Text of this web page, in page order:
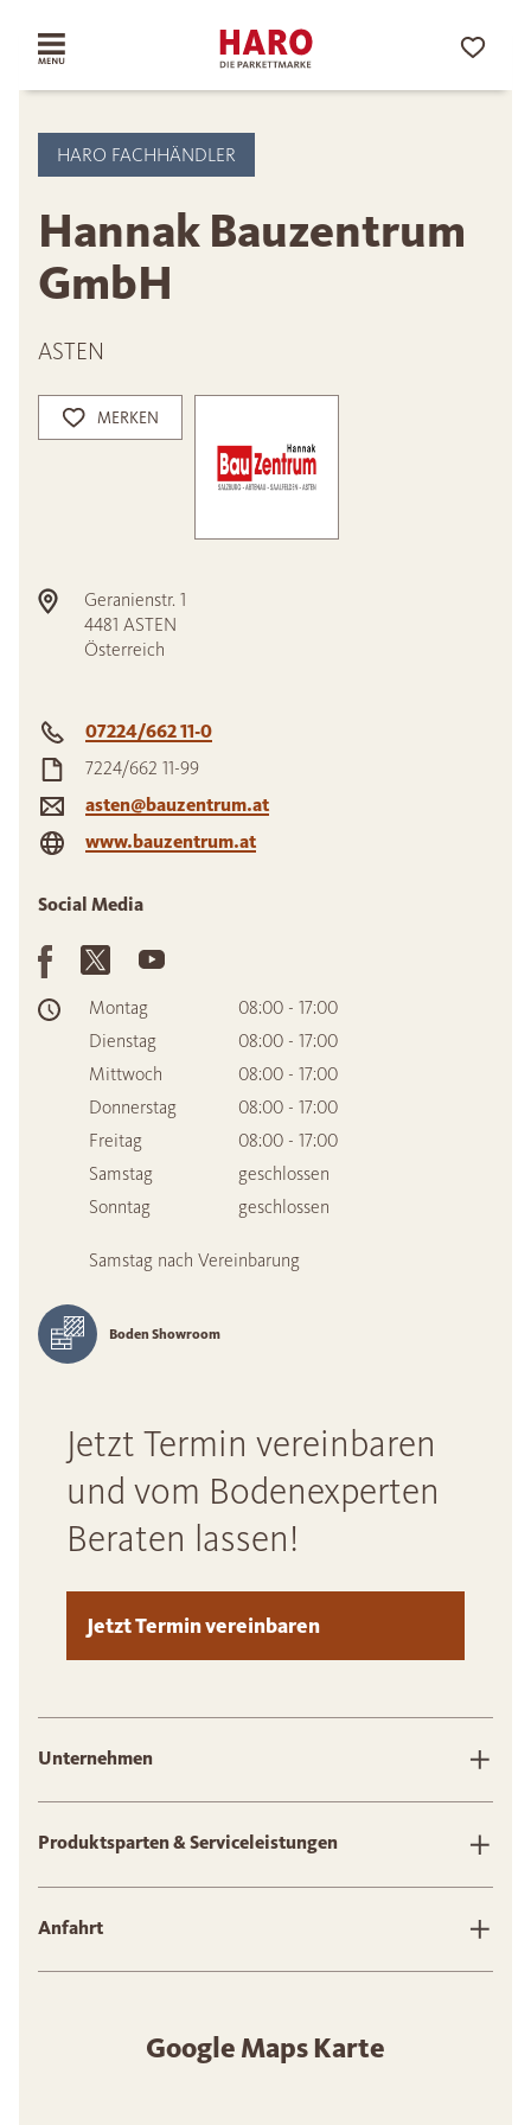
HARO FACHHÄNDLER
Hannak Bauzentrum
GmbH
ASTEN
MERKEN
Geranienstr. 1
4481 ASTEN
Österreich
07224/662 11-0
7224/662 11-99
asten@bauzentrum.at
www.bauzentrum.at
Social Media
Montag
08:00 - 17:00
Dienstag
08:00 - 17:00
Mittwoch
08:00 - 17:00
Donnerstag
08:00 - 17:00
Freitag
08:00 - 17:00
Samstag
geschlossen
Sonntag
geschlossen
Samstag nach Vereinbarung
Boden Showroom
Jetzt Termin vereinbaren
und vom Bodenexperten
Beraten lassen!
Jetzt Termin vereinbaren
Unternehmen
Produktsparten & Serviceleistungen
Anfahrt
Google Maps Karte